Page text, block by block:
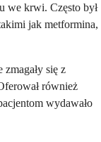
we krwi. Często był
jak metformina,
się z
również
wydawało